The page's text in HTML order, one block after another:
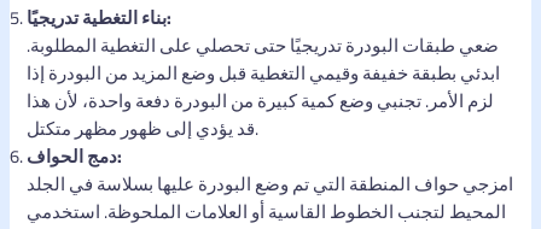
بناء التغطية تدريجيًا:
ضعي طبقات البودرة تدريجيًا حتى تحصلي على التغطية المطلوبة.
ابدئي بطبقة خفيفة وقيمي التغطية قبل وضع المزيد من البودرة إذا
لزم الأمر. تجنبي وضع كمية كبيرة من البودرة دفعة واحدة، لأن هذا
قد يؤدي إلى ظهور مظهر متكتل.
دمج الحواف:
امزجي حواف المنطقة التي تم وضع البودرة عليها بسلاسة في الجلد
المحيط لتجنب الخطوط القاسية أو العلامات الملحوظة. استخدمي